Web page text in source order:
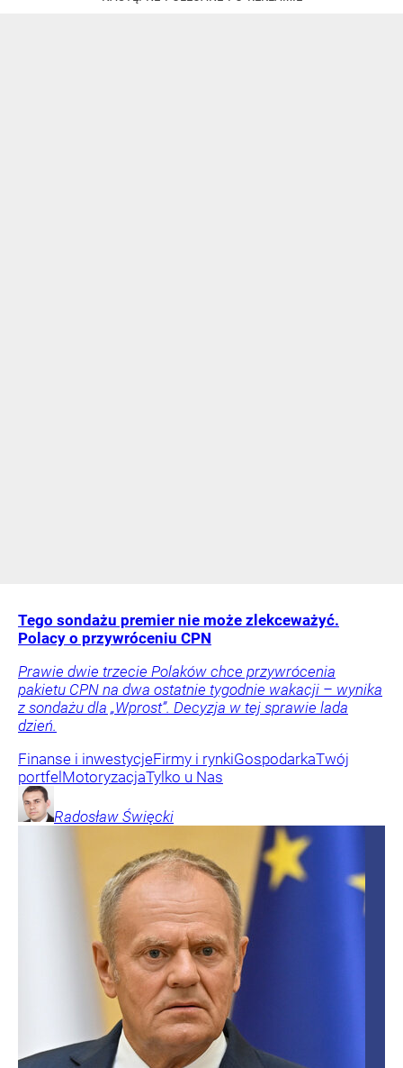
Tego sondażu premier nie może zlekceważyć.
Polacy o przywróceniu CPN
Prawie dwie trzecie Polaków chce przywrócenia
pakietu CPN na dwa ostatnie tygodnie wakacji – wynika
z sondażu dla „Wprost”. Decyzja w tej sprawie lada
dzień.
Finanse i inwestycjeFirmy i rynkiGospodarkaTwój
portfelMotoryzacjaTylko u Nas
Radosław Święcki